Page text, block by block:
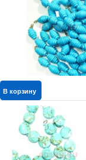
В корзину